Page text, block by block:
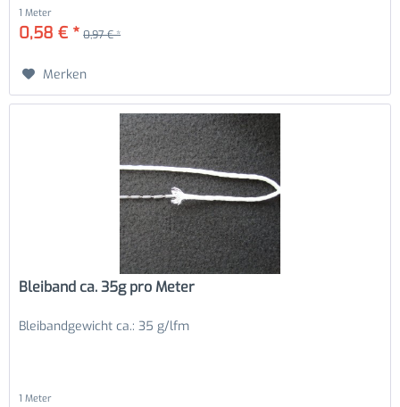
1 Meter
0,58 € * 0,97 € *
Merken
Bleiband ca. 35g pro Meter
Bleibandgewicht ca.: 35 g/lfm
1 Meter